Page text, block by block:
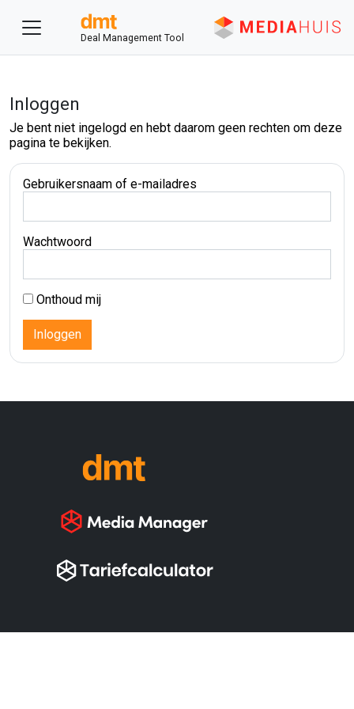
Deal Management Tool
Inloggen
Je bent niet ingelogd en hebt daarom geen rechten om deze
pagina te bekijken.
Gebruikersnaam of e-mailadres
Wachtwoord
Onthoud mij